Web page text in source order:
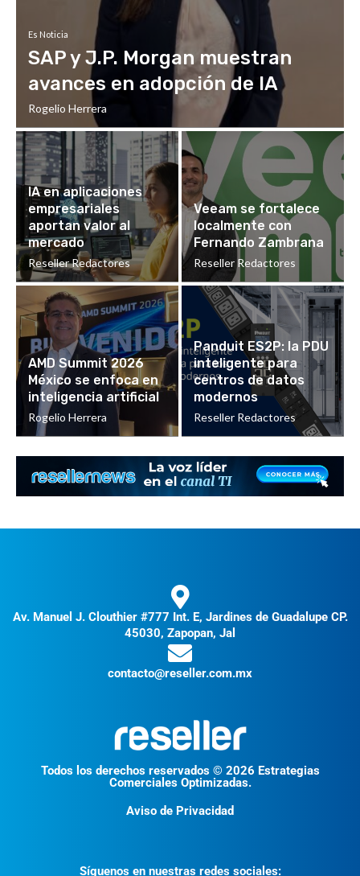
Es Noticia
SAP y J.P. Morgan muestran
avances en adopción de IA
Rogelio Herrera
IA en aplicaciones
empresariales
aportan valor al
mercado
Reseller Redactores
Veeam se fortalece
localmente con
Fernando Zambrana
Reseller Redactores
AMD Summit 2026
México se enfoca en
inteligencia artificial
Rogelio Herrera
Panduit ES2P: la PDU
inteligente para
centros de datos
modernos
Reseller Redactores
Av. Manuel J. Clouthier #777 Int. E, Jardines de Guadalupe CP.
45030, Zapopan, Jal
contacto@reseller.com.mx
Todos los derechos reservados © 2026 Estrategias
Comerciales Optimizadas.
Aviso de Privacidad
Síguenos en nuestras redes sociales: